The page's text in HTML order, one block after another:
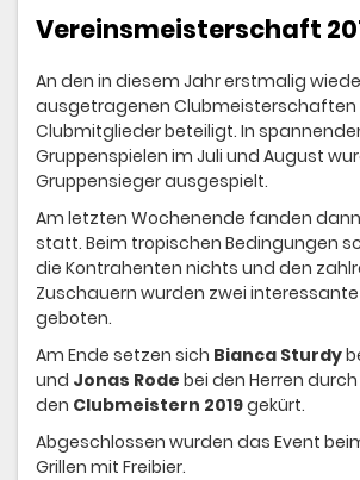
Vereinsmeisterschaft
An den in diesem Jahr erstmalig
ausgetragenen Clubmeisterschaften
Clubmitglieder beteiligt. In
Gruppenspielen im Juli und August
Gruppensieger ausgespielt.
Am letzten Wochenende fanden
statt. Beim tropischen Bedingungen
die Kontrahenten nichts und den
Zuschauern wurden zwei
geboten.
Am Ende setzen sich Bianca Sturdy
und Jonas Rode bei den Herren
den Clubmeistern 2019gekürt.
Abgeschlossen wurden das Event
Grillen mit Freibier.